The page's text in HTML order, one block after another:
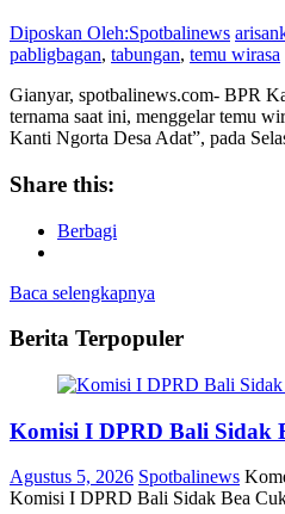
Diposkan Oleh:Spotbalinews
pabligbagan, tabungan, temu wirasa
Gianyar, spotbalinews.com- BPR
ternama saat ini, menggelar temu
Kanti Ngorta Desa Adat”, pada
Share this:
Berbagi
Baca selengkapnya
Berita Terpopuler
Komisi I DPRD Bali Sidak
Agustus 5, 2026 Spotbalinews
Komisi I DPRD Bali Sidak Bea